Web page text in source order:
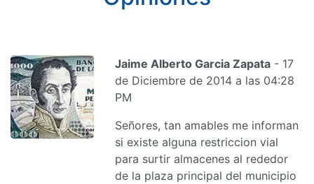
Jaime Alberto Garcia Zapata - 17
de Diciembre de 2014 a las 04:28
PM
Señores, tan amables me informan
si existe alguna restriccion vial
para surtir almacenes al rededor
de la plaza principal del municipio